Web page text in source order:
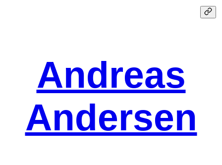
Andreas
Andersen